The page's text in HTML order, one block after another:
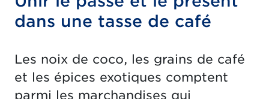
dans une tasse de café
Les noix de coco, les grains de café
et les épices exotiques comptent
parmi les marchandises qui